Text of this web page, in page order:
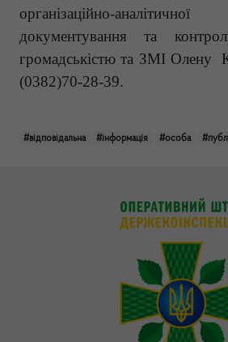
організаційно-
документування та
громадськістю та ЗМІ
(0382)70-28-39.
#відповідальна #інформація #особа